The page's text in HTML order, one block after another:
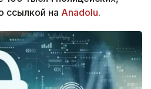
ссылкой на Anadolu.